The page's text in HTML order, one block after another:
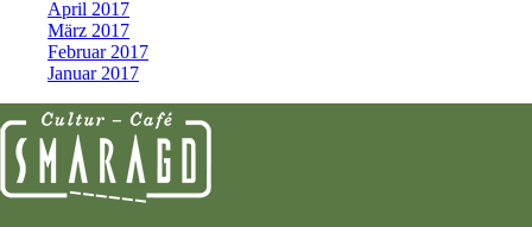
April 2017
März 2017
Februar 2017
Januar 2017